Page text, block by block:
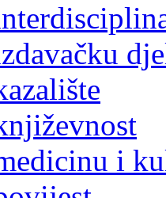
i